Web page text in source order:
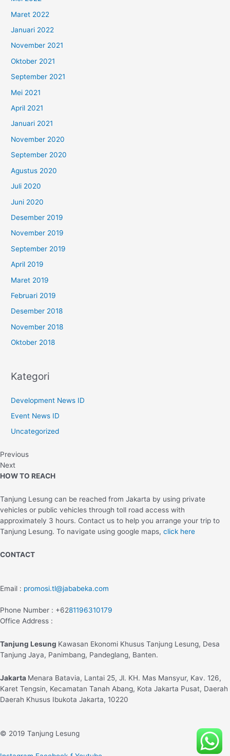
Maret 2022
Januari 2022
November 2021
Oktober 2021
September 2021
Mei 2021
April 2021
Januari 2021
November 2020
September 2020
Agustus 2020
Juli 2020
Juni 2020
Desember 2019
November 2019
September 2019
April 2019
Maret 2019
Februari 2019
Desember 2018
November 2018
Oktober 2018
Kategori
Development News ID
Event News ID
Uncategorized
Previous
Next
HOW TO REACH
Tanjung Lesung can be reached from Jakarta by using private
vehicles or public vehicles through toll road access with
approximately 3 hours. Contact us to help you arrange your trip to
Tanjung Lesung. To navigate using google maps, click here
CONTACT
Email : promosi.tl@jababeka.com
Phone Number : +6281196310179
Office Address :
Tanjung Lesung Kawasan Ekonomi Khusus Tanjung Lesung, Desa
Tanjung Jaya, Panimbang, Pandeglang, Banten.
Jakarta Menara Batavia, Lantai 25, Jl. KH. Mas Mansyur, Kav. 126,
Karet Tengsin, Kecamatan Tanah Abang, Kota Jakarta Pusat, Daerah
Daerah Khusus Ibukota Jakarta, 10220
© 2019 Tanjung Lesung